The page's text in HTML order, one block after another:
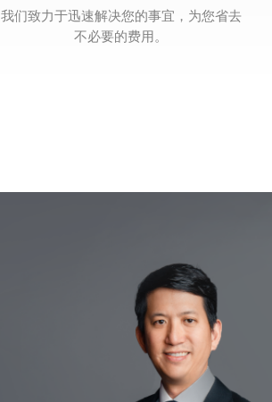
我们致力于迅速解决您的事宜，为您省去
不必要的费用。